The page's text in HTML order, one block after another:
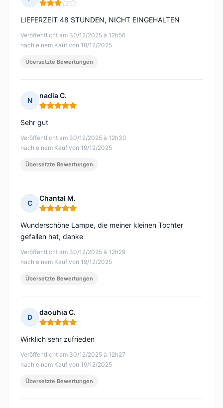
Hinweis: 3 von 5
Veröffentlicht am 30/12/2025 à 12h56
nach einem Kauf von 18/12/2025
LIEFERZEIT 48 STUNDEN, NICHT EINGEHALTEN
Übersetzte Bewertungen
N
nadia C.
Hinweis: 5 von 5
Veröffentlicht am 30/12/2025 à 12h30
nach einem Kauf von 19/12/2025
Sehr gut
Übersetzte Bewertungen
C
Chantal M.
Hinweis: 5 von 5
Veröffentlicht am 30/12/2025 à 12h29
nach einem Kauf von 19/12/2025
Wunderschöne Lampe, die meiner kleinen Tochter
gefallen hat, danke
Übersetzte Bewertungen
D
daouhia C.
Hinweis: 5 von 5
Veröffentlicht am 30/12/2025 à 12h27
nach einem Kauf von 19/12/2025
Wirklich sehr zufrieden
Übersetzte Bewertungen